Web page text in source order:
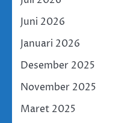
Juni 2026
Januari 2026
Desember 2025
November 2025
Maret 2025